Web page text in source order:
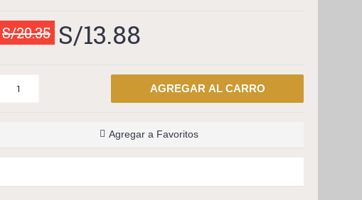
S/20.35 S/13.88
AGREGAR AL CARRO
Agregar a Favoritos